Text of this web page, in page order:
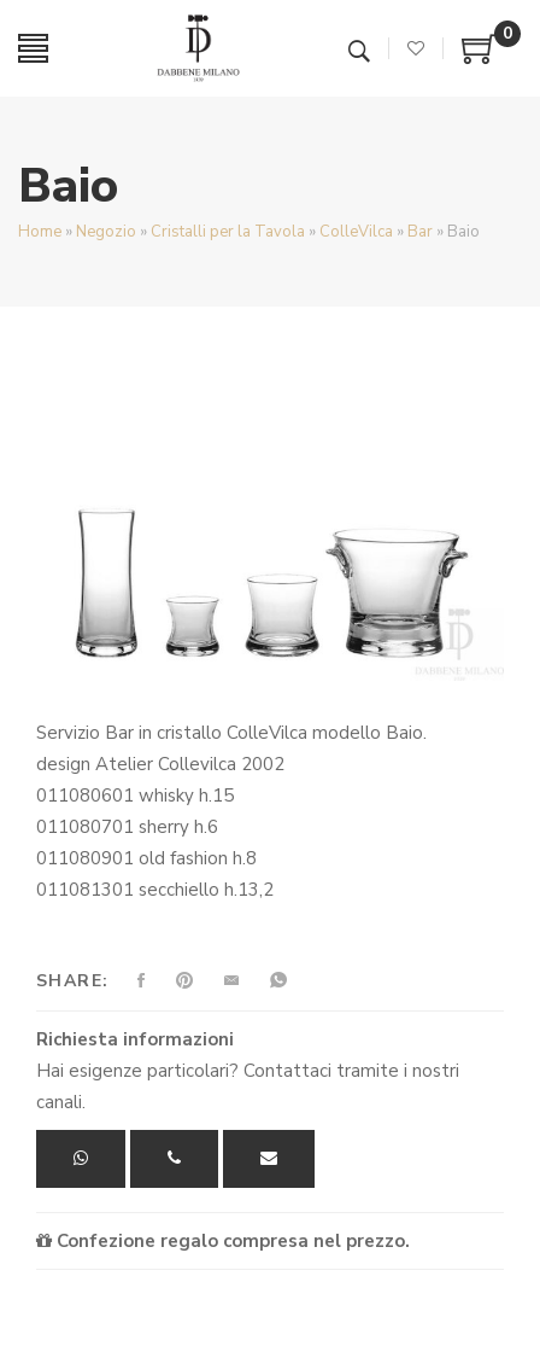
0
Baio
Home » Negozio » Cristalli per la Tavola » ColleVilca » Bar » Baio
Servizio Bar in cristallo ColleVilca modello Baio.
design Atelier Collevilca 2002
011080601 whisky h.15
011080701 sherry h.6
011080901 old fashion h.8
011081301 secchiello h.13,2
SHARE:
Richiesta informazioni
Hai esigenze particolari? Contattaci tramite i nostri
canali.
Confezione regalo compresa nel prezzo.